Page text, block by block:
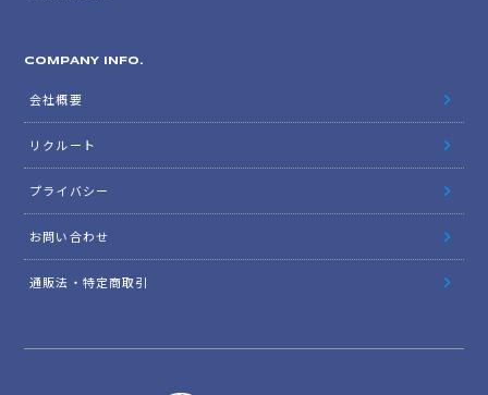
COMPANY INFO.
会社概要
リクルート
プライバシー
お問い合わせ
通販法・特定商取引